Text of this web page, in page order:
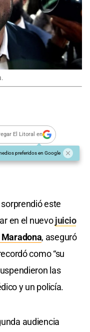
El Litoral en
preferidos en Google
este
en el nuevojuicio
, aseguró
como “su
las
y un policía.
audiencia